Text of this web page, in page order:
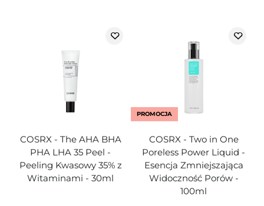
COSRX - The AHA BHA
PHA LHA 35 Peel -
Peeling Kwasowy 35% z
Witaminami - 30ml
PROMOCJA
COSRX - Two in One
Poreless Power Liquid -
Esencja Zmniejszająca
Widoczność Porów -
100ml